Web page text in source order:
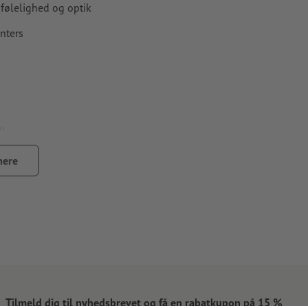
og optik
Tilmeld dig til nyhedsbrevet og få en rabatkupon på 15 %